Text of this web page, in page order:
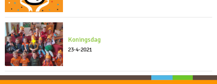
Koningsdag
23-4-2021